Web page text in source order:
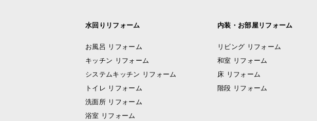
水回りリフォーム
お風呂 リフォーム
キッチン リフォーム
システムキッチン リフォーム
トイレ リフォーム
洗面所 リフォーム
浴室 リフォーム
内装・お部屋リフォーム
リビング リフォーム
和室 リフォーム
床 リフォーム
階段 リフォーム